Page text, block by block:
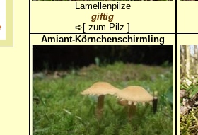
Lamellenpilze
giftig
➪[ zum Pilz ]
Amiant-Körnchenschirmling